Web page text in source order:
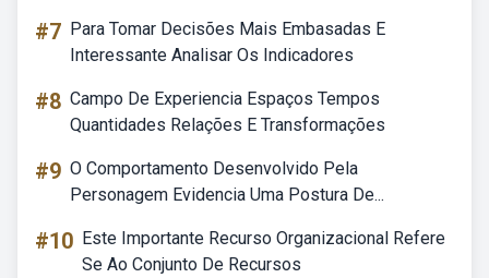
#7 Para Tomar Decisões Mais Embasadas E
Interessante Analisar Os Indicadores
#8 Campo De Experiencia Espaços Tempos
Quantidades Relações E Transformações
#9 O Comportamento Desenvolvido Pela
Personagem Evidencia Uma Postura De...
#10 Este Importante Recurso Organizacional Refere
Se Ao Conjunto De Recursos